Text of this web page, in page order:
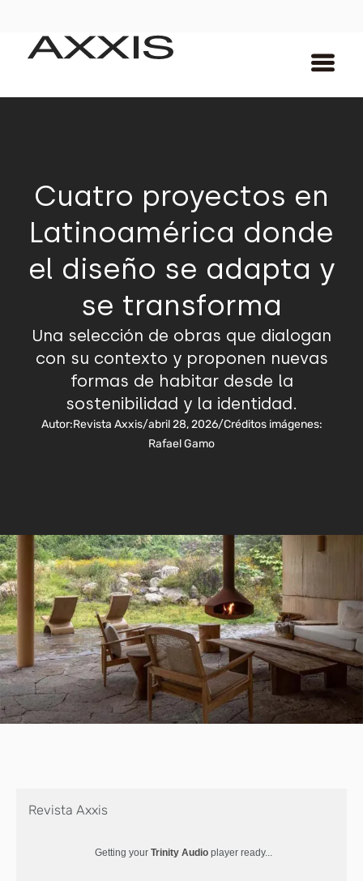
Cuatro proyectos en
Latinoamérica donde
el diseño se adapta y
se transforma
Una selección de obras que dialogan
con su contexto y proponen nuevas
formas de habitar desde la
sostenibilidad y la identidad.
Autor:Revista Axxis/abril 28, 2026/Créditos imágenes:
Rafael Gamo
Revista Axxis
Getting your Trinity Audio player ready...